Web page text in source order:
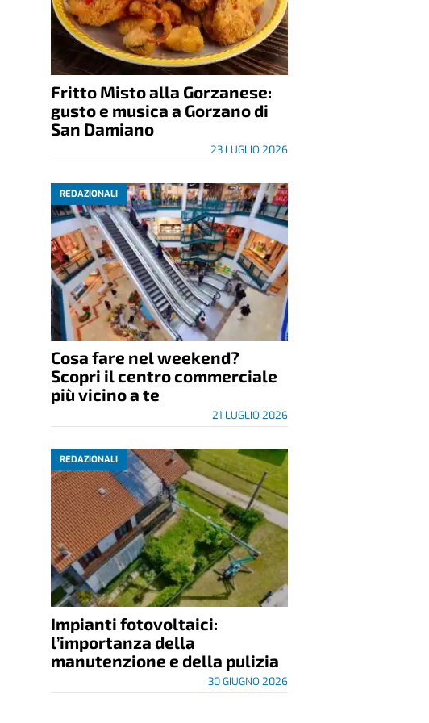
Fritto Misto alla Gorzanese:
gusto e musica a Gorzano di
San Damiano
23 LUGLIO 2026
REDAZIONALI
Cosa fare nel weekend?
Scopri il centro commerciale
più vicino a te
21 LUGLIO 2026
REDAZIONALI
Impianti fotovoltaici:
l’importanza della
manutenzione e della pulizia
30 GIUGNO 2026